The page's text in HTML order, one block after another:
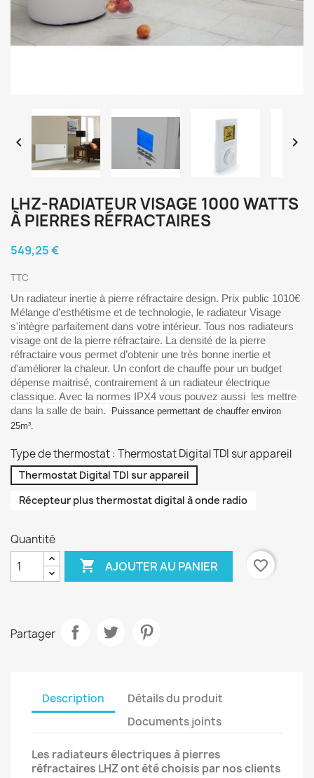
 
LHZ-RADIATEUR VISAGE 1000 WATTS
À PIERRES RÉFRACTAIRES
549,25 €
TTC
Un radiateur inertie à pierre réfractaire design. Prix public 1010€
Mélange d’esthétisme et de technologie, le radiateur Visage
s'intègre parfaitement dans votre intérieur. Tous nos radiateurs
visage ont de la pierre réfractaire. La densité de la pierre
réfractaire vous permet d’obtenir une très bonne inertie et
d'améliorer la chaleur. Un confort de chauffe pour un budget
dépense maitrisé, contrairement à un radiateur électrique
classique. Avec la normes IPX4 vous pouvez aussi les mettre
dans la salle de bain.
Puissance permettant de chauffer environ
25m³.
Type de thermostat : Thermostat Digital TDI sur appareil
Thermostat Digital TDI sur appareil
Récepteur plus thermostat digital à onde radio
Quantité
 AJOUTER AU PANIER favorite_border
Partager
Description
Détails du produit
Documents joints
Les radiateurs électriques à pierres
réfractaires LHZ ont été choisis par nos clients
Nom de la liste d'envies
Annuler Créer une liste d'envies